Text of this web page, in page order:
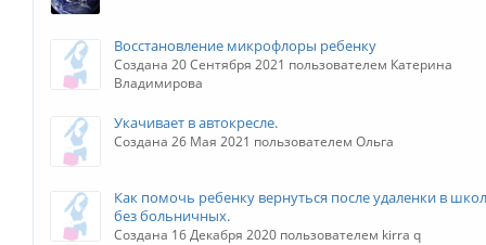
Восстановление микрофлоры ребенку
Создана 20 Сентября 2021 пользователем Катерина
Владимирова
Укачивает в автокресле.
Создана 26 Мая 2021 пользователем Ольга
Как помочь ребенку вернуться после удаленки в
без больничных.
Создана 16 Декабря 2020 пользователем kirra q